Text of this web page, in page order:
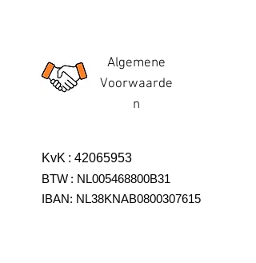
Algemene
Voorwaarde
n
KvK : 42065953
BTW : NL005468800B31
IBAN: NL38KNAB0800307615